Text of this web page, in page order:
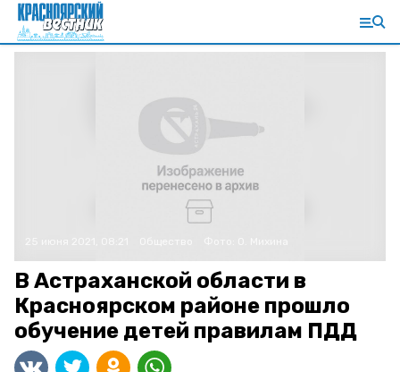
В Астраханской области в
Красноярском районе прошло
обучение детей правилам ПДД